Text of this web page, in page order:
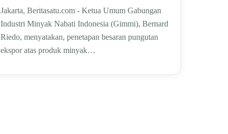
Jakarta, Beritasatu.com - Ketua Umum Gabungan
Industri Minyak Nabati Indonesia (Gimmi), Bernard
Riedo, menyatakan, penetapan besaran pungutan
ekspor atas produk minyak…